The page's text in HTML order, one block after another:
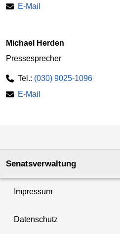
E-Mail
Michael Herden
Pressesprecher
Tel.: (030) 9025-1096
E-Mail
Senatsverwaltung
Impressum
Datenschutz